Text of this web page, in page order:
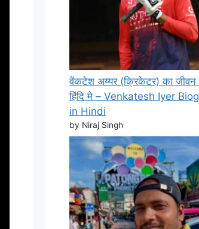
वेंकटेश अय्यर (क्रिकेटर) का जीवन
हिंदि मे – Venkatesh Iyer
in Hindi
by Niraj Singh